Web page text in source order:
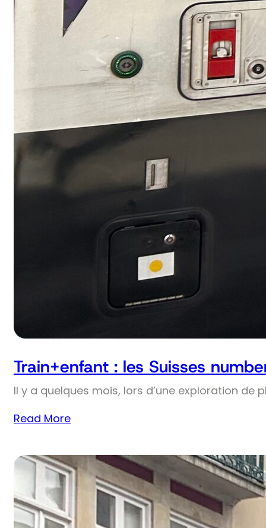
Train+enfant : les Suisses
Il y a quelques mois, lors d’une exploration de
Read More